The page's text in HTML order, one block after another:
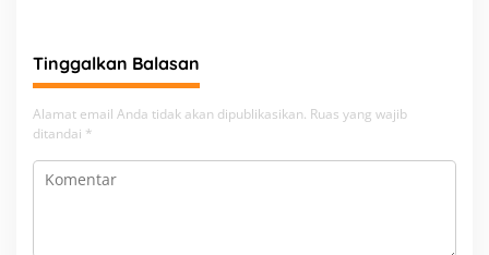
Tinggalkan Balasan
Alamat email Anda tidak akan dipublikasikan. Ruas yang wajib
ditandai *